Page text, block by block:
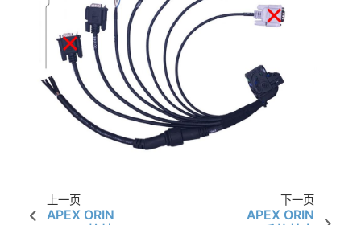
上一页
APEX ORIN
下一页
APEX ORIN